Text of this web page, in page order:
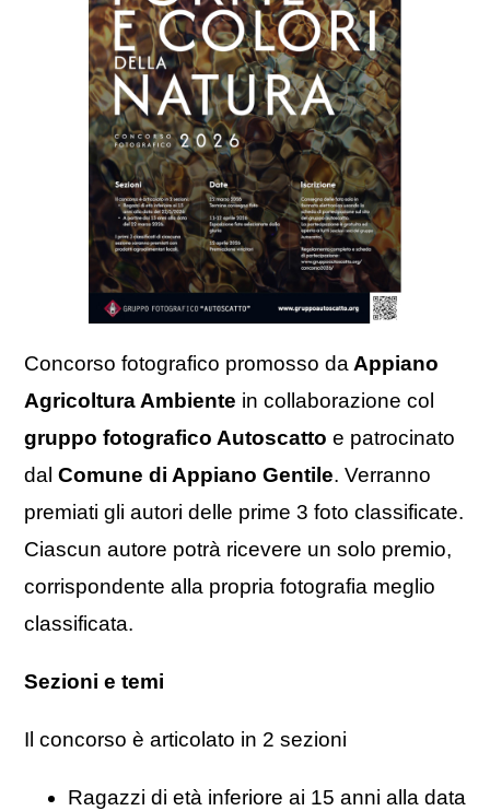
Concorso fotografico promosso daAppiano
Agricoltura Ambiente in collaborazione col
gruppo fotografico Autoscatto e patrocinato
dal Comune di Appiano Gentile. Verranno
premiati gli autori delle prime 3 foto classificate.
Ciascun autore potrà ricevere un solo premio,
corrispondente alla propria fotografia meglio
classificata.
Sezioni e temi
Il concorso è articolato in 2 sezioni
Ragazzi di età inferiore ai 15 anni alla data